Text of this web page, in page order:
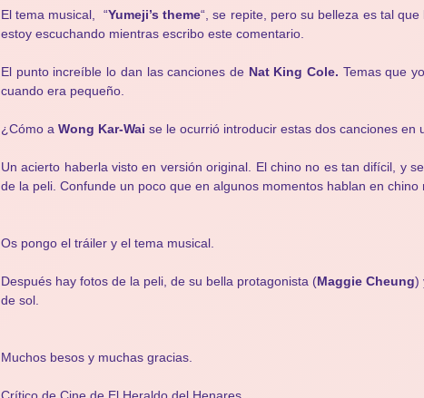
El tema musical, “Yumeji’s theme“, se repite, pero su belleza es tal
estoy escuchando mientras escribo este comentario.
El punto increíble lo dan las canciones de Nat King Cole. Temas que
cuando era pequeño.
¿Cómo a Wong Kar-Wai se le ocurrió introducir estas dos canciones en
Un acierto haberla visto en versión original. El chino no es tan difícil, y
de la peli. Confunde un poco que en algunos momentos hablan en chino
Os pongo el tráiler y el tema musical.
Después hay fotos de la peli, de su bella protagonista (Maggie Cheung)
de sol.
Muchos besos y muchas gracias.